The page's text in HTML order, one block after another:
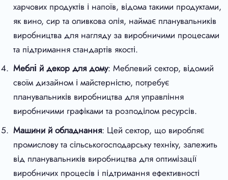
харчових продуктів і напоїв, відома такими продуктами,
як вино, сир та оливкова олія, наймає планувальників
виробництва для нагляду за виробничими процесами
та підтримання стандартів якості.
Меблі й декор для дому: Меблевий сектор, відомий
своїм дизайном і майстерністю, потребує
планувальників виробництва для управління
виробничими графіками та розподілом ресурсів.
Машини й обладнання: Цей сектор, що виробляє
промислову та сільськогосподарську техніку, залежить
від планувальників виробництва для оптимізації
виробничих процесів і підтримання ефективності